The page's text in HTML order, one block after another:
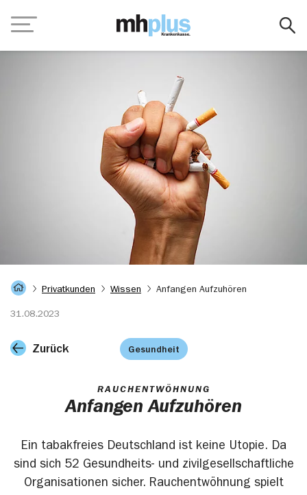
Navigation
Startseite
Privatkunden
Wissen Anfangen Aufzuhören
31.08.2023
Zurück Gesundheit
RAUCHENTWÖHNUNG
Anfangen Aufzuhören
Ein tabakfreies Deutschland ist keine Utopie. Da
sind sich 52 Gesundheits- und zivilgesellschaftliche
Organisationen sicher. Rauchentwöhnung spielt